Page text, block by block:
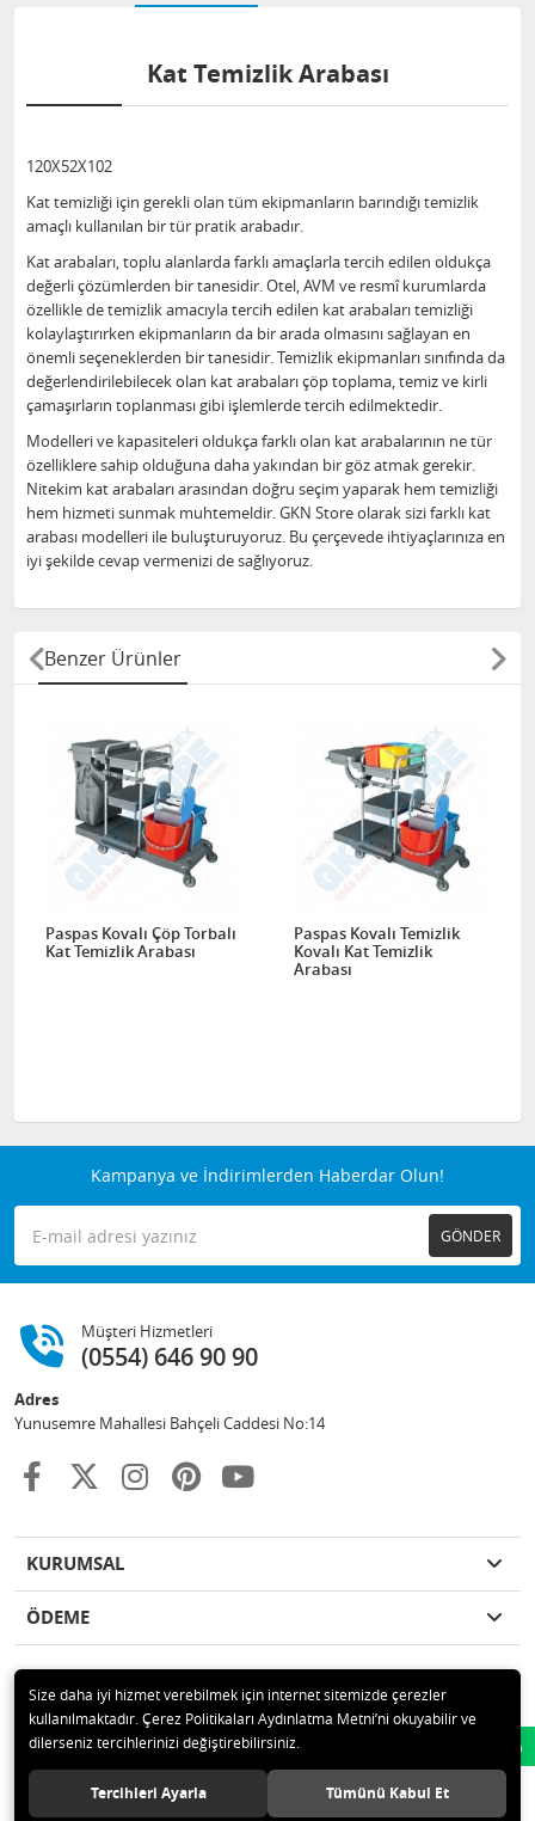
Kat Temizlik Arabası
120X52X102
Kat temizliği için gerekli olan tüm ekipmanların barındığı temizlik
amaçlı kullanılan bir tür pratik arabadır.
Kat arabaları, toplu alanlarda farklı amaçlarla tercih edilen oldukça
değerli çözümlerden bir tanesidir. Otel, AVM ve resmî kurumlarda
özellikle de temizlik amacıyla tercih edilen kat arabaları temizliği
kolaylaştırırken ekipmanların da bir arada olmasını sağlayan en
önemli seçeneklerden bir tanesidir. Temizlik ekipmanları sınıfında da
değerlendirilebilecek olan kat arabaları çöp toplama, temiz ve kirli
çamaşırların toplanması gibi işlemlerde tercih edilmektedir.
Modelleri ve kapasiteleri oldukça farklı olan kat arabalarının ne tür
özelliklere sahip olduğuna daha yakından bir göz atmak gerekir.
Nitekim kat arabaları arasından doğru seçim yaparak hem temizliği
hem hizmeti sunmak muhtemeldir. GKN Store olarak sizi farklı kat
arabası modelleri ile buluşturuyoruz. Bu çerçevede ihtiyaçlarınıza en
iyi şekilde cevap vermenizi de sağlıyoruz.
Benzer Ürünler
Paspas Kovalı Çöp Torbalı
Kat Temizlik Arabası
Paspas Kovalı Temizlik
Kovalı Kat Temizlik
Arabası
Kampanya ve İndirimlerden Haberdar Olun!
GÖNDER
Müşteri Hizmetleri
(0554) 646 90 90
Adres
Yunusemre Mahallesi Bahçeli Caddesi No:14
KURUMSAL
ÖDEME
© 2020 GKN STORE TEMİZLİK MADDELERİ SAN TİC LTD ŞTİ Tüm hakları
saklıdır.
Whatsapp
Size daha iyi hizmet verebilmek için internet sitemizde çerezler
kullanılmaktadır. Çerez Politikaları Aydınlatma Metni’ni okuyabilir ve
dilerseniz tercihlerinizi değiştirebilirsiniz.
Tercihleri Ayarla Tümünü Kabul Et